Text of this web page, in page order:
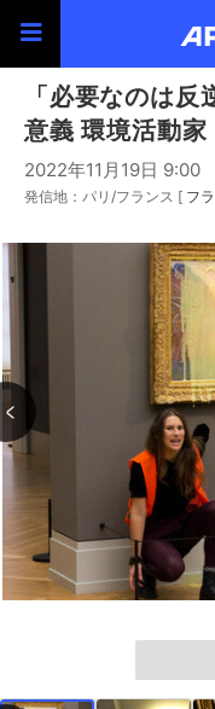
「必要なのは
意義 環境活動家
2022年11月19日 9:00
発信地：パリ/フランス [ フ